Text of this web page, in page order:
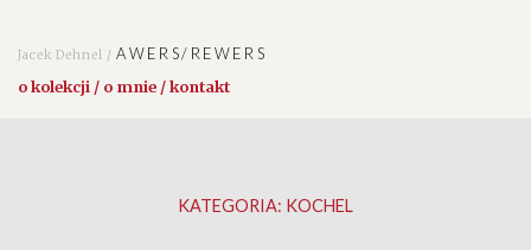
Jacek Dehnel /AWERS/REWERS
o kolekcji / o mnie / kontakt
KATEGORIA: KOCHEL